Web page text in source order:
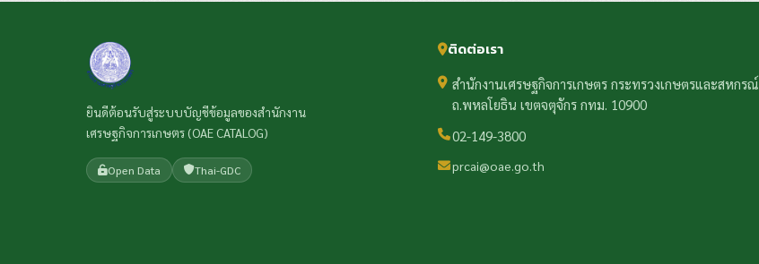
ยินดีต้อนรับสู่ระบบบัญชีข้อมูลของสำนักงาน
เศรษฐกิจการเกษตร (OAE CATALOG)
Open Data Thai-GDC
ติดต่อเรา
สำนักงานเศรษฐกิจการเกษตร กระทรวงเกษตรและสหกรณ์
ถ.พหลโยธิน เขตจตุจักร กทม. 10900
02-149-3800
prcai@oae.go.th